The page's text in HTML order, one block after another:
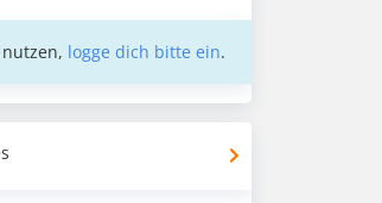
logge dich bitte ein.